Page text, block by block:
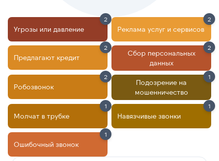
Угрозы или давление
2
Реклама услуг и сервисов
2
Предлагают кредит
2
Сбор персональных
данных
2
Робозвонок
2
Подозрение на
мошенничество
1
Молчат в трубке
1
Навязчивые звонки
1
Ошибочный звонок
1